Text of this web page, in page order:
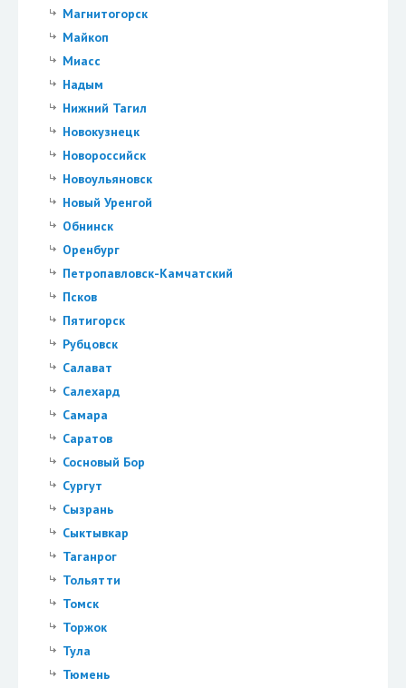
Магнитогорск
Майкоп
Миасс
Надым
Нижний Тагил
Новокузнецк
Новороссийск
Новоульяновск
Новый Уренгой
Обнинск
Оренбург
Петропавловск-Камчатский
Псков
Пятигорск
Рубцовск
Салават
Салехард
Самара
Саратов
Сосновый Бор
Сургут
Сызрань
Сыктывкар
Таганрог
Тольятти
Томск
Торжок
Тула
Тюмень